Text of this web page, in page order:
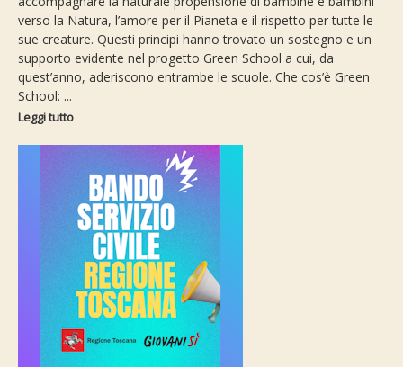
verso la Natura, l’amore per il Pianeta e il rispetto per tutte le
sue creature. Questi principi hanno trovato un sostegno e un
supporto evidente nel progetto Green School a cui, da
quest’anno, aderiscono entrambe le scuole. Che cos’è Green
School: ...
Leggi tutto